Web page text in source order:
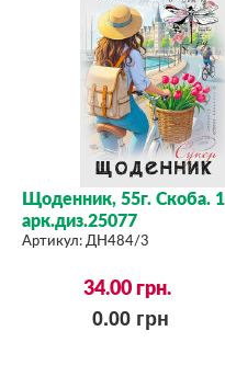
Щоденник, 55г. Скоба.
арк.диз.25077
Артикул: ДН484/3
34.00грн.
0.00грн